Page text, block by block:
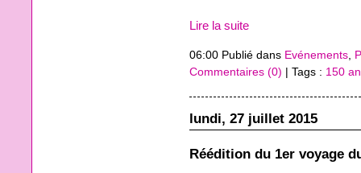
Lire la suite
06:00 Publié dans Evénements,
Commentaires (0) | Tags : 150
lundi, 27 juillet 2015
Réédition du 1er voyage